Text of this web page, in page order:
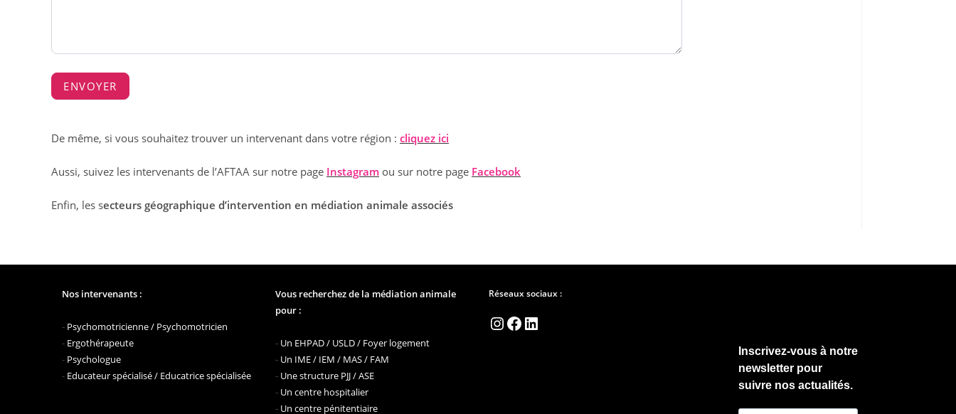
ENVOYER
De même, si vous souhaitez trouver un intervenant dans votre région : cliquez ici
Aussi, suivez les intervenants de l’AFTAA sur notre page Instagram ou sur notre page Facebook
Enfin, les secteurs géographique d’intervention en médiation animale associés
Nos intervenants :
- Psychomotricienne / Psychomotricien
- Ergothérapeute
- Psychologue
- Educateur spécialisé / Educatrice spécialisée
Vous recherchez de la médiation animale
pour :
- Un EHPAD / USLD / Foyer logement
- Un IME / IEM / MAS / FAM
- Une structure PJJ / ASE
- Un centre hospitalier
- Un centre pénitentiaire
Réseaux sociaux :
Instagram
Facebook
LinkedIn